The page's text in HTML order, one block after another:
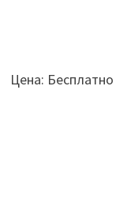
Цена: Бесплатно